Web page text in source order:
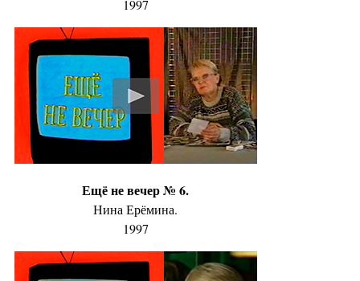
1997
Ещё не вечер № 6.
Нина Ерёмина.
1997